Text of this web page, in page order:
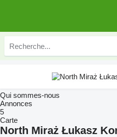
Qui sommes-nous
Annonces
5
Carte
North Miraż Łukasz